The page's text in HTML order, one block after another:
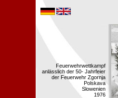
Feuerwehrwettkampf
anlässlich der 50- Jahrfeier
der Feuerwehr Zgornja
Polskava
Slowenien
1976